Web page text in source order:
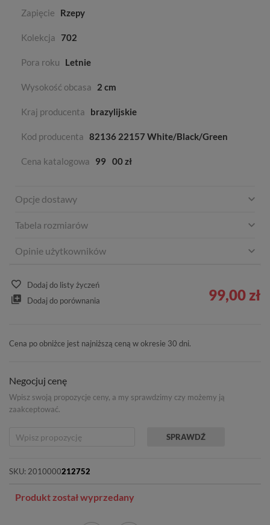
Zapięcie Rzepy
Kolekcja 702
Pora roku Letnie
Wysokość obcasa 2 cm
Kraj producenta brazylijskie
Kod producenta 82136 22157 White/Black/Green
Cena katalogowa 99 00 zł
Opcje dostawy
Tabela rozmiarów
Opinie użytkowników
Dodaj do listy życzeń
Dodaj do porównania
99,00 zł
Cena po obniżce jest najniższą ceną w okresie 30 dni.
Negocjuj cenę
Wpisz swoją propozycje ceny, a my sprawdzimy czy możemy ją
zaakceptować.
SPRAWDŹ
SKU: 2010000212752
Produkt został wyprzedany